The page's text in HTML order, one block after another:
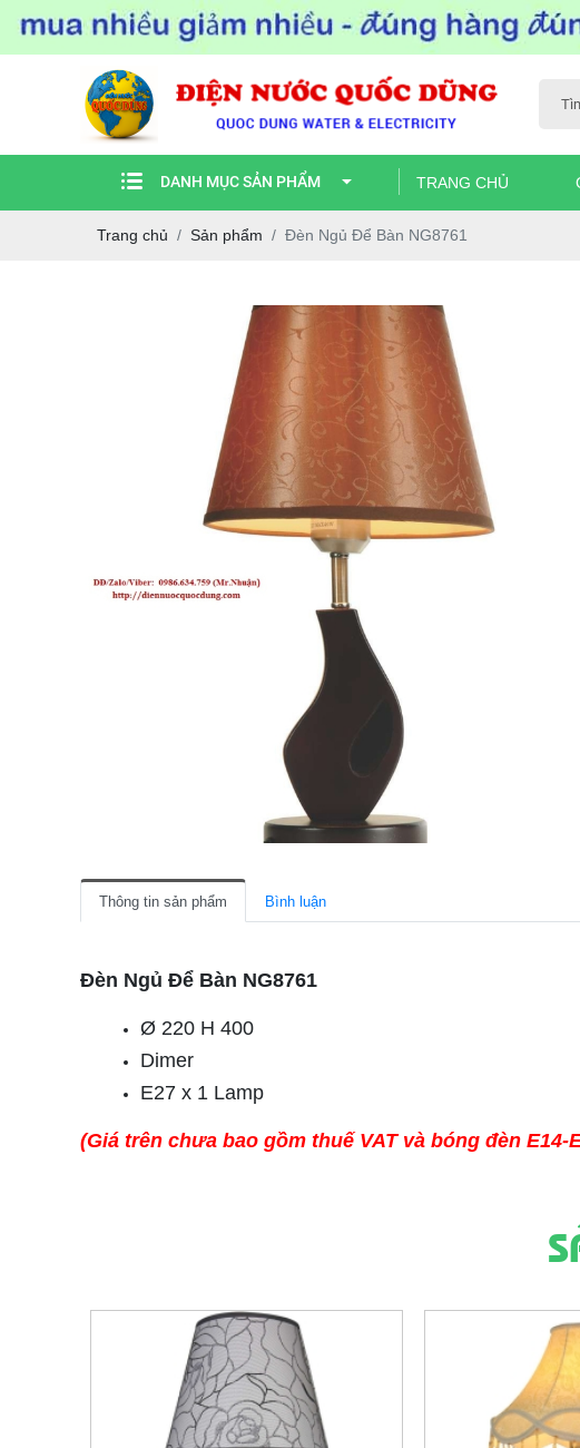
DANH MỤC SẢN PHẨM TRANG CHỦ
Trang chủ Sản phẩm Đèn Ngủ Để Bàn NG8761
Thông tin sản phẩm Bình luận
Đèn Ngủ Để Bàn NG8761
Ø 220 H 400
Dimer
E27 x 1 Lamp
(Giá trên chưa bao gồm thuế VAT và bóng đèn E14-